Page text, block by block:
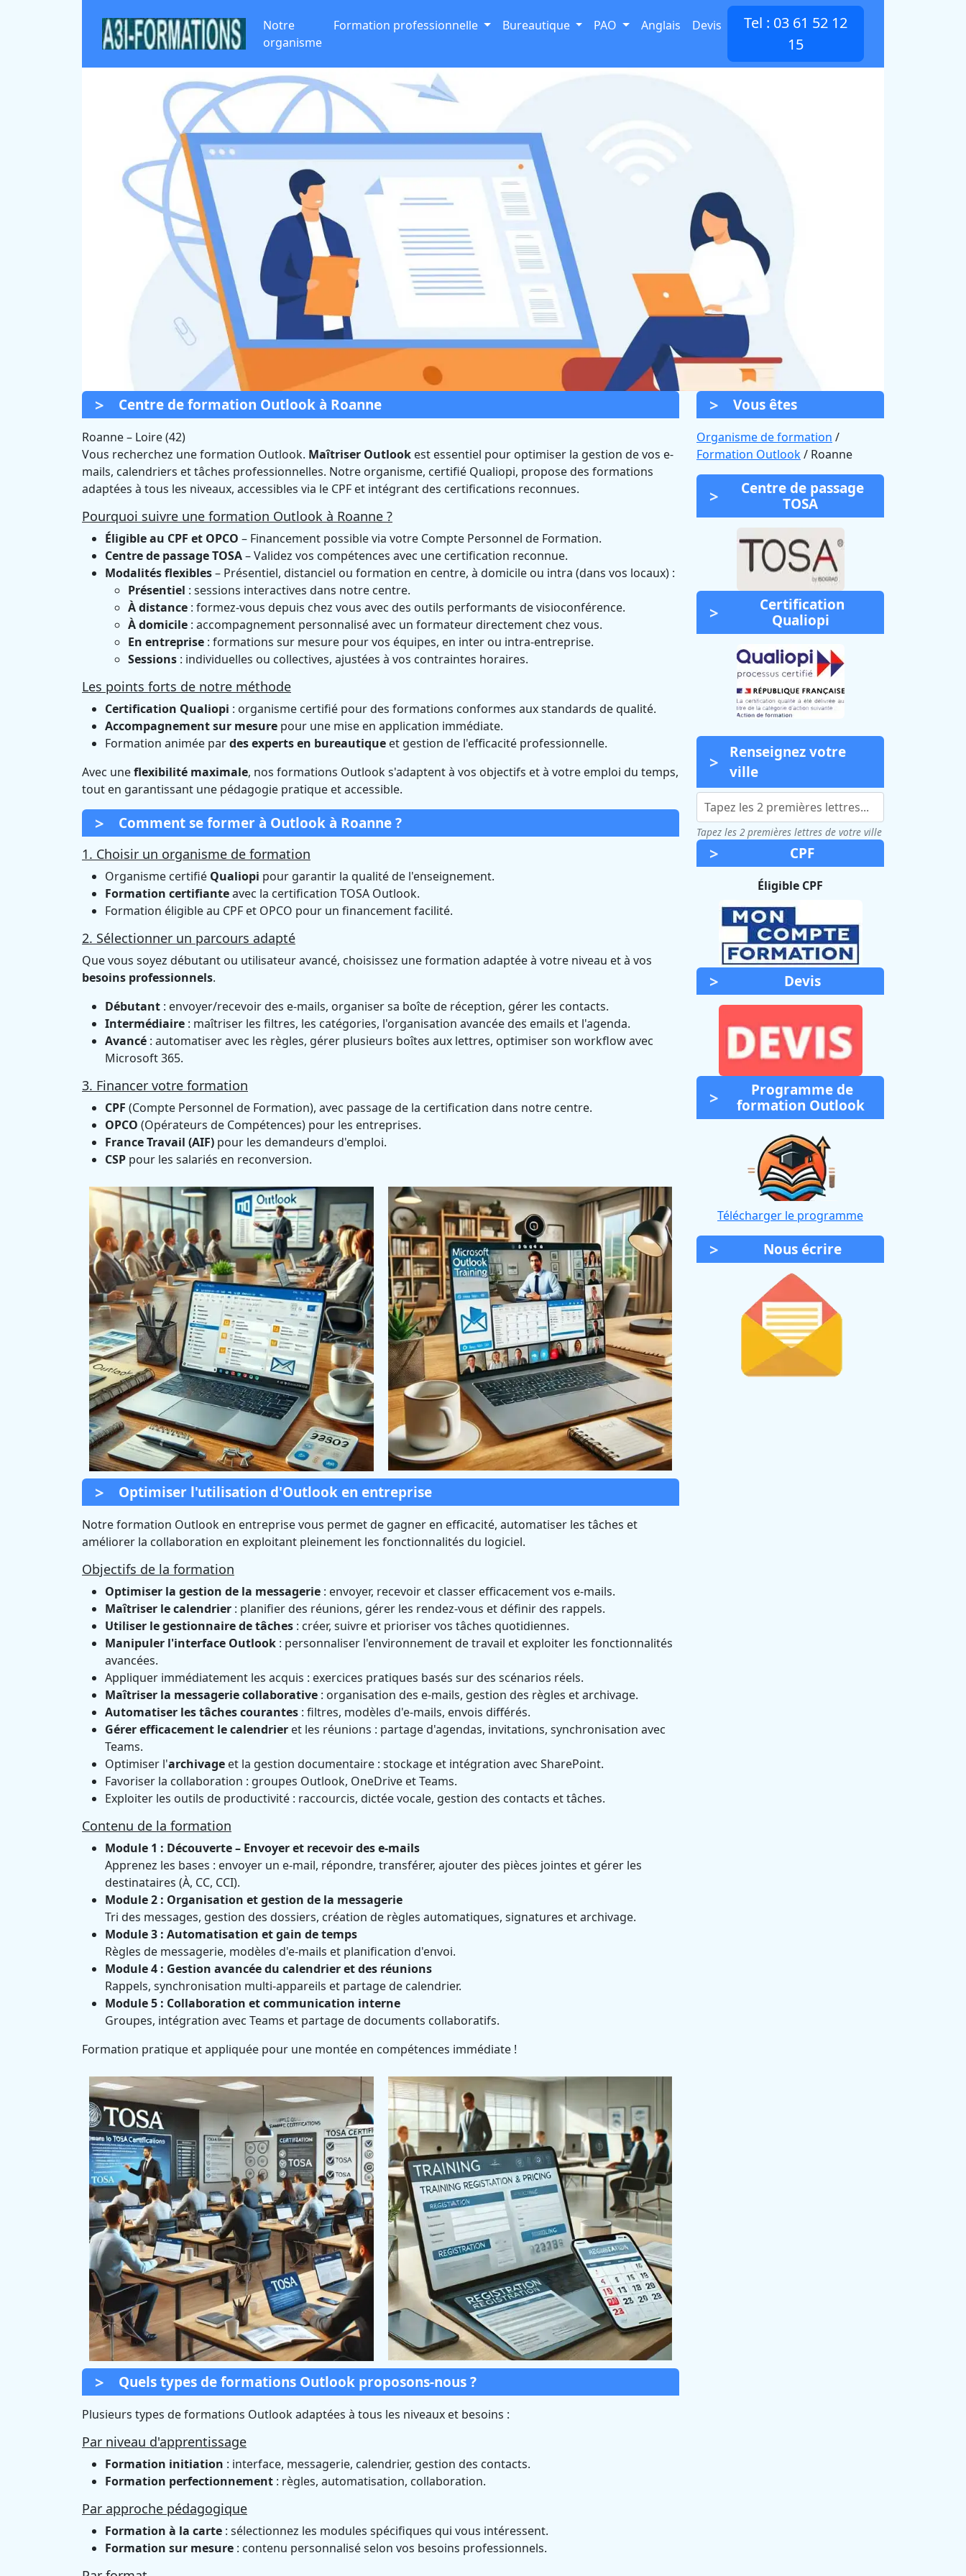
Notre
organisme
Formation professionnelle Bureautique PAO Anglais Devis
Tel : 03 61 52 12
15
Formation Outlook à Roanne (Loire)
Certifié Qualiopi et éligible CPF
Centre de formation Outlook à Roanne
Roanne– Loire (42)
Vous recherchez une formation Outlook. Maîtriser Outlook est essentiel pour optimiser la gestion de vos e-
mails, calendriers et tâches professionnelles. Notre organisme, certifié Qualiopi, propose des formations
adaptées à tous les niveaux, accessibles via le CPF et intégrant des certifications reconnues.
Pourquoi suivre une formation Outlook à Roanne ?
Éligible au CPF et OPCO – Financement possible via votre Compte Personnel de Formation.
Centre de passage TOSA– Validez vos compétences avec une certification reconnue.
Modalités flexibles– Présentiel, distanciel ou formation en centre, à domicile ou intra (dans vos locaux) :
Présentiel : sessions interactives dans notre centre.
À distance : formez-vous depuis chez vous avec des outils performants de visioconférence.
À domicile : accompagnement personnalisé avec un formateur directement chez vous.
En entreprise : formations sur mesure pour vos équipes, en inter ou intra-entreprise.
Sessions : individuelles ou collectives, ajustées à vos contraintes horaires.
Les points forts de notre méthode
Certification Qualiopi : organisme certifié pour des formations conformes aux standards de qualité.
Accompagnement sur mesure pour une mise en application immédiate.
Formation animée pardes experts en bureautique et gestion de l'efficacité professionnelle.
Avec uneflexibilité maximale, nos formations Outlook s'adaptent à vos objectifs et à votre emploi du temps,
tout en garantissant une pédagogie pratique et accessible.
Comment se former à Outlook à Roanne ?
1. Choisir un organisme de formation
Organisme certifié Qualiopi pour garantir la qualité de l'enseignement.
Formation certifianteavec la certification TOSA Outlook.
Formation éligible au CPF et OPCO pour un financement facilité.
2. Sélectionner un parcours adapté
Que vous soyez débutant ou utilisateur avancé, choisissez une formation adaptée à votre niveau et à vos
besoins professionnels.
Débutant : envoyer/recevoir des e-mails, organiser sa boîte de réception, gérer les contacts.
Intermédiaire : maîtriser les filtres, les catégories, l'organisation avancée des emails et l'agenda.
Avancé : automatiser avec les règles, gérer plusieurs boîtes aux lettres, optimiser son workflow avec
Microsoft 365.
3. Financer votre formation
CPF (Compte Personnel de Formation), avec passage de la certification dans notre centre.
OPCO (Opérateurs de Compétences) pour les entreprises.
France Travail (AIF) pour les demandeurs d'emploi.
CSP pour les salariés en reconversion.
Optimiser l'utilisation d'Outlook en entreprise
Notre formation Outlook en entreprise vous permet de gagner en efficacité, automatiser les tâches et
améliorer la collaboration en exploitant pleinement les fonctionnalités du logiciel.
Objectifs de la formation
Optimiser la gestion de la messagerie : envoyer, recevoir et classer efficacement vos e-mails.
Maîtriser le calendrier : planifier des réunions, gérer les rendez-vous et définir des rappels.
Utiliser le gestionnaire de tâches : créer, suivre et prioriser vos tâches quotidiennes.
Manipuler l'interface Outlook : personnaliser l'environnement de travail et exploiter les fonctionnalités
avancées.
Appliquer immédiatement les acquis : exercices pratiques basés sur des scénarios réels.
Maîtriser la messagerie collaborative : organisation des e-mails, gestion des règles et archivage.
Automatiser les tâches courantes : filtres, modèles d'e-mails, envois différés.
Gérer efficacement le calendrier et les réunions : partage d'agendas, invitations, synchronisation avec
Teams.
Optimiser l'archivage et la gestion documentaire : stockage et intégration avec SharePoint.
Favoriser la collaboration : groupes Outlook, OneDrive et Teams.
Exploiter les outils de productivité : raccourcis, dictée vocale, gestion des contacts et tâches.
Contenu de la formation
Module 1 : Découverte – Envoyer et recevoir des e-mails
Apprenez les bases : envoyer un e-mail, répondre, transférer, ajouter des pièces jointes et gérer les
destinataires (À, CC, CCI).
Module 2 : Organisation et gestion de la messagerie
Tri des messages, gestion des dossiers, création de règles automatiques, signatures et archivage.
Module 3 : Automatisation et gain de temps
Règles de messagerie, modèles d'e-mails et planification d'envoi.
Module 4 : Gestion avancée du calendrier et des réunions
Rappels, synchronisation multi-appareils et partage de calendrier.
Module 5 : Collaboration et communication interne
Groupes, intégration avec Teams et partage de documents collaboratifs.
Formation pratique et appliquée pour une montée en compétences immédiate !
Quels types de formations Outlook proposons-nous ?
Plusieurs types de formations Outlook adaptées à tous les niveaux et besoins :
Par niveau d'apprentissage
Formation initiation : interface, messagerie, calendrier, gestion des contacts.
Formation perfectionnement : règles, automatisation, collaboration.
Par approche pédagogique
Formation à la carte : sélectionnez les modules spécifiques qui vous intéressent.
Formation sur mesure : contenu personnalisé selon vos besoins professionnels.
Vous êtes
Organisme de formation /
Formation Outlook/ Roanne
Centre de passage
TOSA
Certification
Qualiopi
Renseignez votre
ville
Tapez les 2 premières lettres de votre ville
CPF
Éligible CPF
Devis
Programme de
formation Outlook
Télécharger le programme
Nous écrire